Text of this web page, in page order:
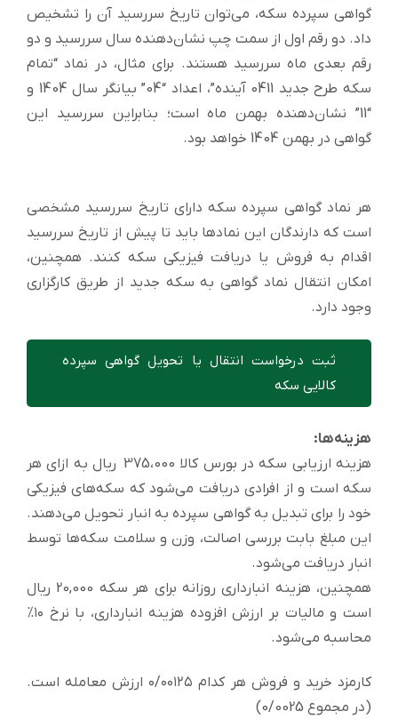
گواهی سپرده سکه، می‌توان تاریخ سررسید آن را تشخیص
داد. دو رقم اول از سمت چپ نشان‌دهنده سال سررسید و دو
رقم بعدی ماه سررسید هستند. برای مثال، در نماد “تمام
سکه طرح جدید 0411 آینده”، اعداد “04” بیانگر سال 1404 و
“11” نشان‌دهنده بهمن ماه است؛ بنابراین سررسید این
گواهی در بهمن 1404 خواهد بود.
هر نماد گواهی سپرده سکه دارای تاریخ سررسید مشخصی
است که دارندگان این نمادها باید تا پیش از تاریخ سررسید
اقدام به فروش یا دریافت فیزیکی سکه کنند. همچنین،
امکان انتقال نماد گواهی به سکه جدید از طریق کارگزاری
وجود دارد.
ثبت درخواست انتقال یا تحویل گواهی سپرده
کالایی سکه
هزینه‌ها:
هزینه ارزیابی سکه در بورس کالا 375،000 ریال به ازای هر
سکه است و از افرادی دریافت می‌شود که سکه‌های فیزیکی
خود را برای تبدیل به گواهی سپرده به انبار تحویل می‌دهند.
این مبلغ بابت بررسی اصالت، وزن و سلامت سکه‌ها توسط
انبار دریافت می‌شود.
همچنین، هزینه انبارداری روزانه برای هر سکه 20,000 ریال
است و مالیات بر ارزش افزوده هزینه انبارداری، با نرخ ۱۰%
محاسبه می‌شود.
کارمزد خرید و فروش هر کدام ۰/۰۰۱۲۵ ارزش معامله است.
(در مجموع 0/0025)